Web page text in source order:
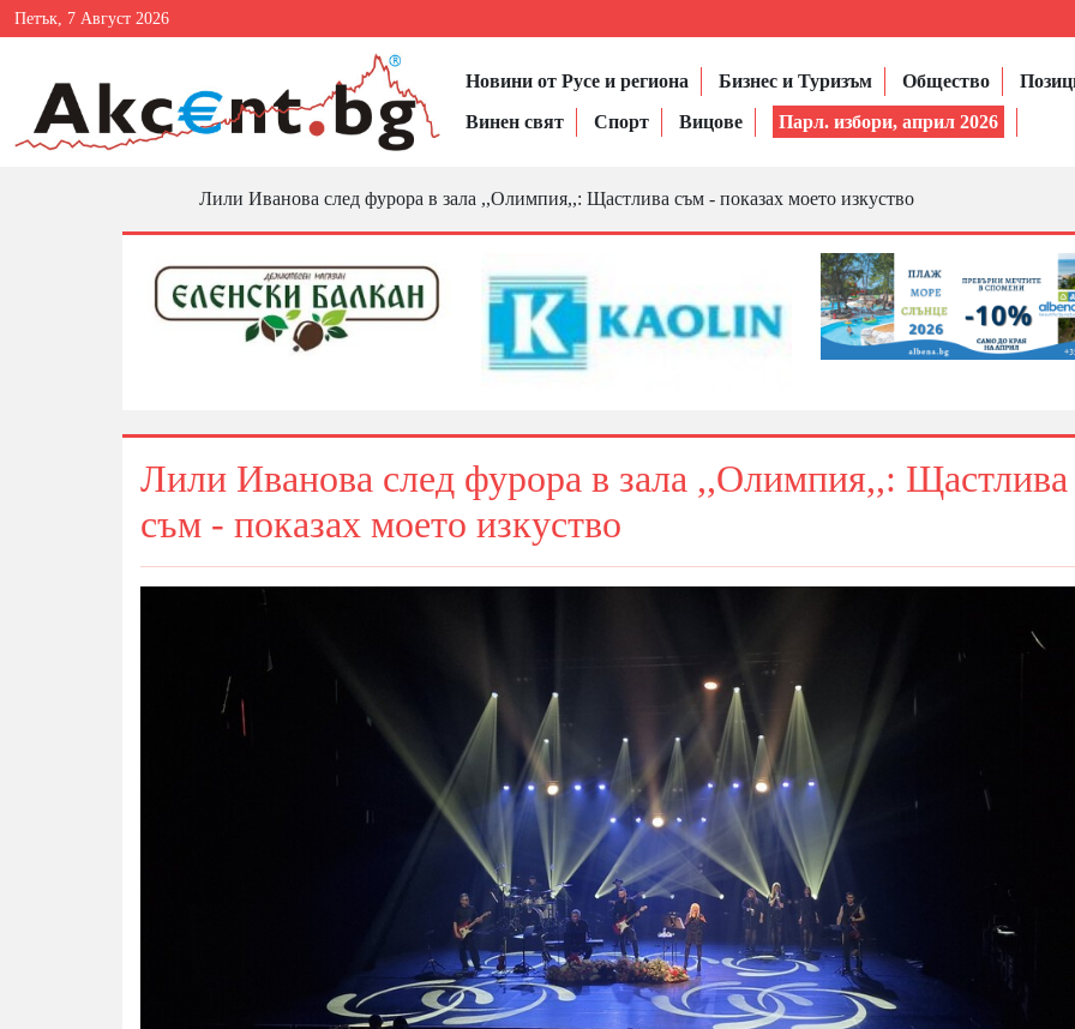
Петък, 7 Август 2026
Новини от Русе и региона Бизнес и Туризъм Общество
Винен свят
Спорт Вицове Парл. избори, април 2026
Лили Иванова след фурора в зала ,,Олимпия,,: Щастлива съм - показах моето изкуство
Лили Иванова след фурора в зала ,,Олимпия,,: Щастлива
съм - показах моето изкуство